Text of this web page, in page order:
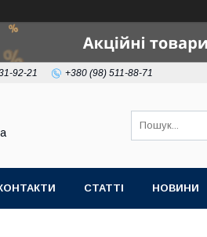
92-21 +380 (98) 511-88-71
СТАТТІ НОВИНИ